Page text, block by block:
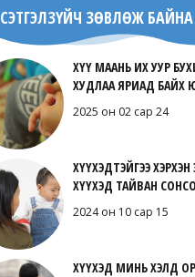
СЭТГЭЛЗҮЙЧ ЗӨВЛӨЖ БАЙНА
ХҮҮ МААНЬ ИХ УУР
ХУДЛАА ЯРИАД БАЙХ
2025 он 02 сар 24
ХҮҮХЭДТЭЙГЭЭ
ХҮҮХЭД ТАЙВАН
2024 он 10 сар 15
ХҮҮХЭД МИНЬ ХЭЛД